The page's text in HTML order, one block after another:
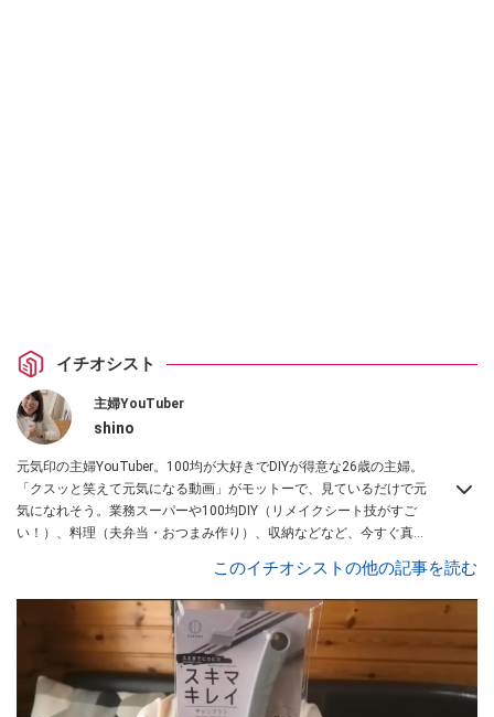
イチオシスト
主婦YouTuber
shino
元気印の主婦YouTuber。100均が大好きでDIYが得意な26歳の主婦。
「クスッと笑えて元気になる動画」がモットーで、見ているだけで元
気になれそう。業務スーパーや100均DIY（リメイクシート技がすご
い！）、料理（夫弁当・おつまみ作り）、収納などなど、今すぐ真似
このイチオシストの他の記事を読む